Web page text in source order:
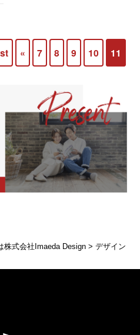
« 7 8 9 10 11
株式会社Imaeda Design >デザイン